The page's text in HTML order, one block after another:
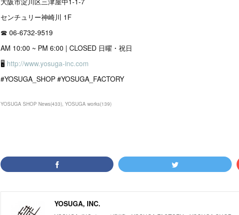
センチュリー神崎川 1F
☎︎ 06-6732-9519
AM 10:00 ~ PM 6:00 | CLOSED 日曜・祝日
🖥 http://www.yosuga-inc.com
#YOSUGA_SHOP #YOSUGA_FACTORY
YOSUGA SHOP News(433) YOSUGA works(139)
YOSUGA, INC.